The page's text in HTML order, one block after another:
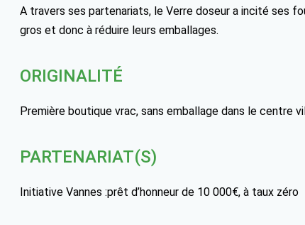
A travers ses partenariats, le Verre doseur a incité ses
gros et donc à réduire leurs emballages.
ORIGINALITÉ
Première boutique vrac, sans emballage dans le centre
PARTENARIAT(S)
Initiative Vannes :prêt d’honneur de 10 000€, à taux zéro